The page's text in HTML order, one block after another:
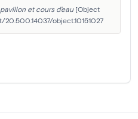
et cours d'eau [Object
object.10151027